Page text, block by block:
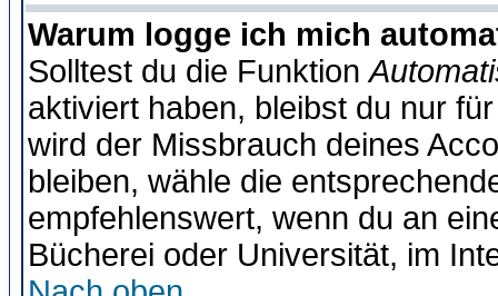
Warum logge ich mich
Solltest du die Funktion
aktiviert haben, bleibst du nur
wird der Missbrauch deines
bleiben, wähle die
empfehlenswert, wenn du an
Bücherei oder Universität, im